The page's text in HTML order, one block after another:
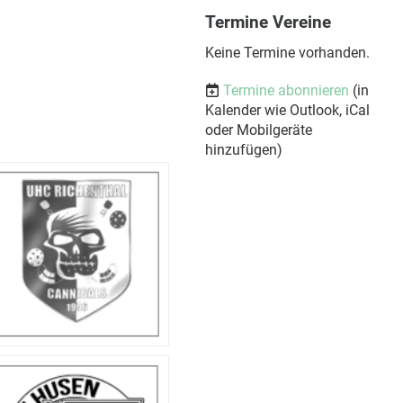
Termine Vereine
Keine Termine vorhanden.
Termine abonnieren (in
Kalender wie Outlook, iCal
oder Mobilgeräte
hinzufügen)